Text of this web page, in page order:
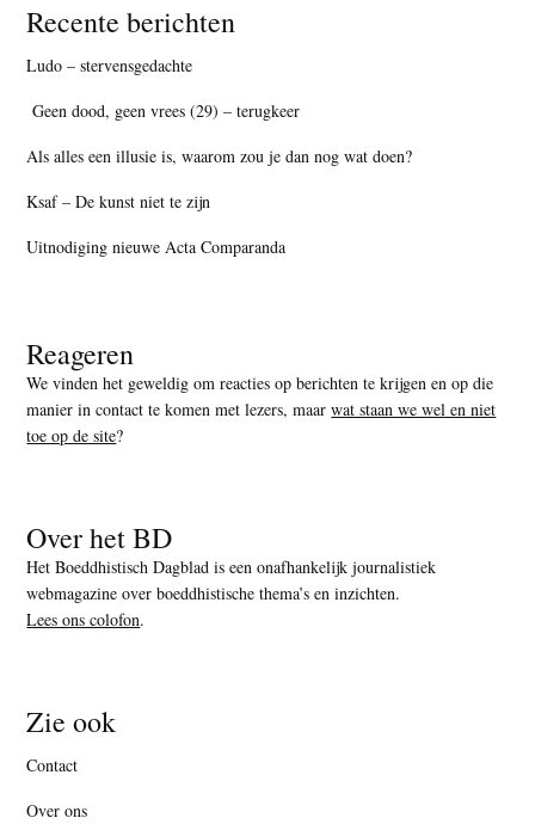
Recente berichten
Ludo – stervensgedachte
Geen dood, geen vrees (29) – terugkeer
Als alles een illusie is, waarom zou je dan nog wat doen?
Ksaf – De kunst niet te zijn
Uitnodiging nieuwe Acta Comparanda
Reageren
We vinden het geweldig om reacties op berichten te krijgen en op die
manier in contact te komen met lezers, maarwat staan we wel en niet
toe op de site?
Over het BD
Het Boeddhistisch Dagblad is een onafhankelijk journalistiek
webmagazine over boeddhistische thema’s en inzichten.
Lees ons colofon.
Zie ook
Contact
Over ons